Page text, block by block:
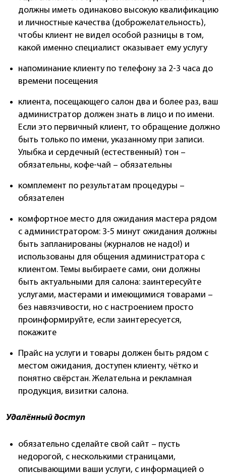
должны иметь одинаково высокую квалификацию
и личностные качества (доброжелательность),
чтобы клиент не видел особой разницы в том,
какой именно специалист оказывает ему услугу
напоминание клиенту по телефону за 2-3 часа до
времени посещения
клиента, посещающего салон два и более раз, ваш
администратор должен знать в лицо и по имени.
Если это первичный клиент, то обращение должно
быть только по имени, указанному при записи.
Улыбка и сердечный (естественный) тон –
обязательны, кофе-чай – обязательны
комплемент по результатам процедуры –
обязателен
комфортное место для ожидания мастера рядом
с администратором: 3-5 минут ожидания должны
быть запланированы (журналов не надо!) и
использованы для общения администратора с
клиентом. Темы выбираете сами, они должны
быть актуальными для салона: заинтересуйте
услугами, мастерами и имеющимися товарами –
без навязчивости, но с настроением просто
проинформируйте, если заинтересуется,
покажите
Прайс на услуги и товары должен быть рядом с
местом ожидания, доступен клиенту, чётко и
понятно свёрстан. Желательна и рекламная
продукция, визитки салона.
Удалённый доступ
обязательно сделайте свой сайт – пусть
недорогой, с несколькими страницами,
описывающими ваши услуги, с информацией о